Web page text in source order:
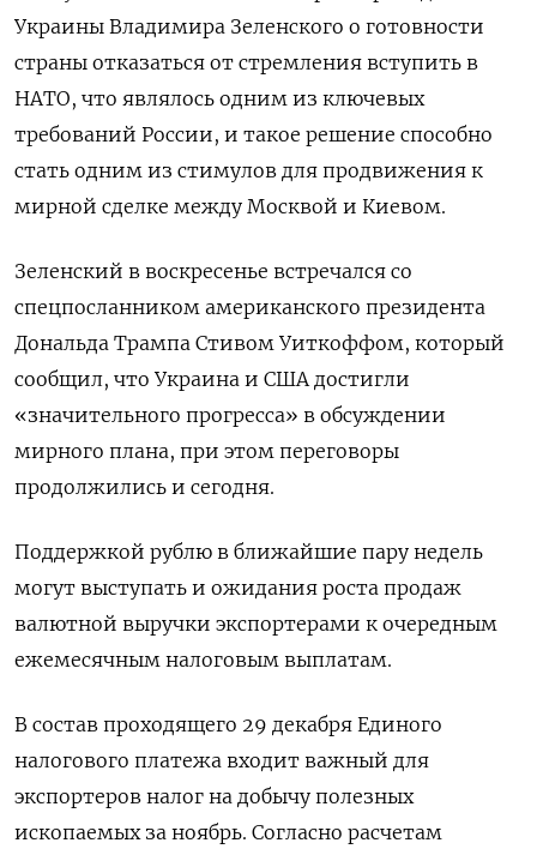
Украины Владимира Зеленского о готовности
страны отказаться от стремления вступить в
НАТО, что являлось одним из ключевых
требований России, и такое решение способно
стать одним из стимулов для продвижения к
мирной сделке между Москвой и Киевом.
Зеленский в воскресенье встречался со
спецпосланником американского президента
Дональда Трампа Стивом Уиткоффом, который
сообщил, что Украина и США достигли
«значительного прогресса» в обсуждении
мирного плана, при этом переговоры
продолжились и сегодня.
Поддержкой рублю в ближайшие пару недель
могут выступать и ожидания роста продаж
валютной выручки экспортерами к очередным
ежемесячным налоговым выплатам.
В состав проходящего 29 декабря Единого
налогового платежа входит важный для
экспортеров налог на добычу полезных
ископаемых за ноябрь. Согласно расчетам